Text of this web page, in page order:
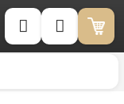
Корзина (0)